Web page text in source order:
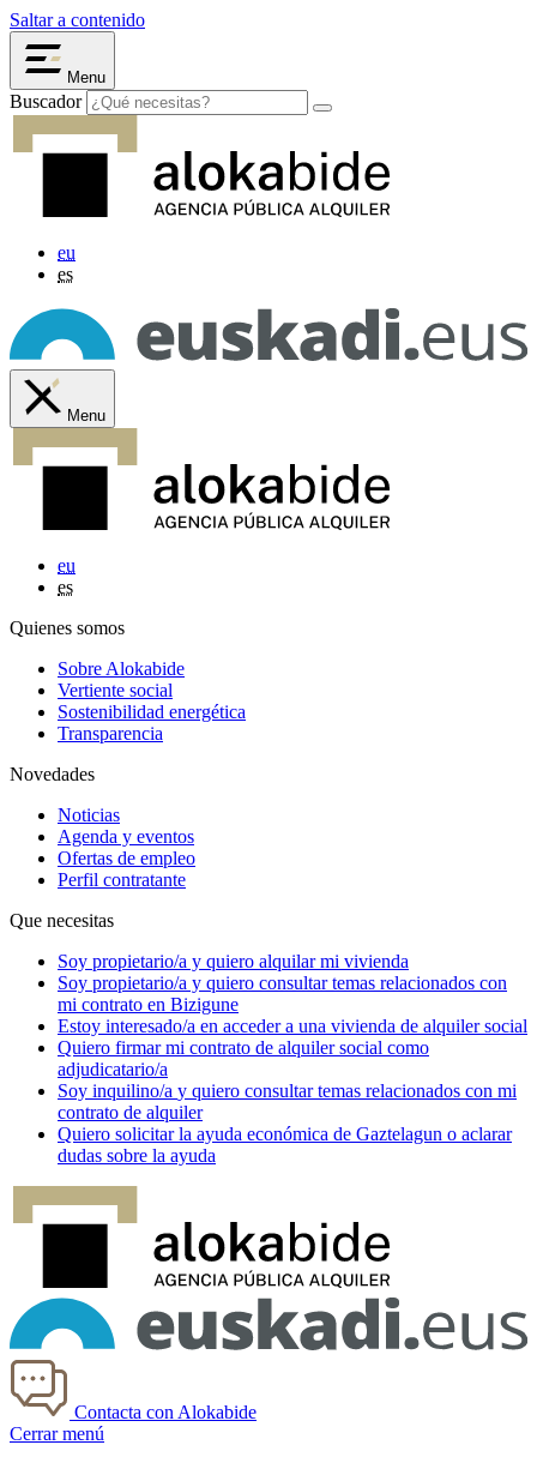
Saltar a contenido
Menu
Buscador
eu
es
Menu
eu
es
Quienes somos
Sobre Alokabide
Vertiente social
Sostenibilidad energética
Transparencia
Novedades
Noticias
Agenda y eventos
Ofertas de empleo
Perfil contratante
Que necesitas
Soy propietario/a y quiero alquilar mi vivienda
Soy propietario/a y quiero consultar temas relacionados con
mi contrato en Bizigune
Estoy interesado/a en acceder a una vivienda de alquiler social
Quiero firmar mi contrato de alquiler social como
adjudicatario/a
Soy inquilino/a y quiero consultar temas relacionados con mi
contrato de alquiler
Quiero solicitar la ayuda económica de Gaztelagun o aclarar
dudas sobre la ayuda
Contacta con Alokabide
Cerrar menú